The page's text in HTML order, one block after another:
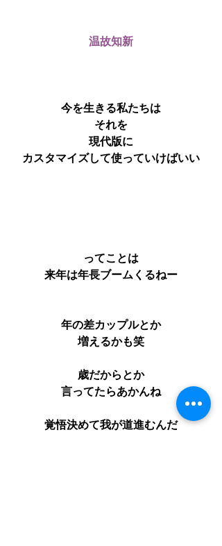
温故知新
今を生きる私たちは
それを
現代版に
カスタマイズして使っていけばいい
ってことは
来年は年長ブームくるねー
年の差カップルとか
増えるかも笑
歳だからとか
言ってたらあかんね
覚悟決めて我が道進むんだ